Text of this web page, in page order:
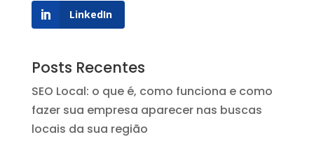
LinkedIn
Posts Recentes
SEO Local: o que é, como funciona e como
fazer sua empresa aparecer nas buscas
locais da sua região